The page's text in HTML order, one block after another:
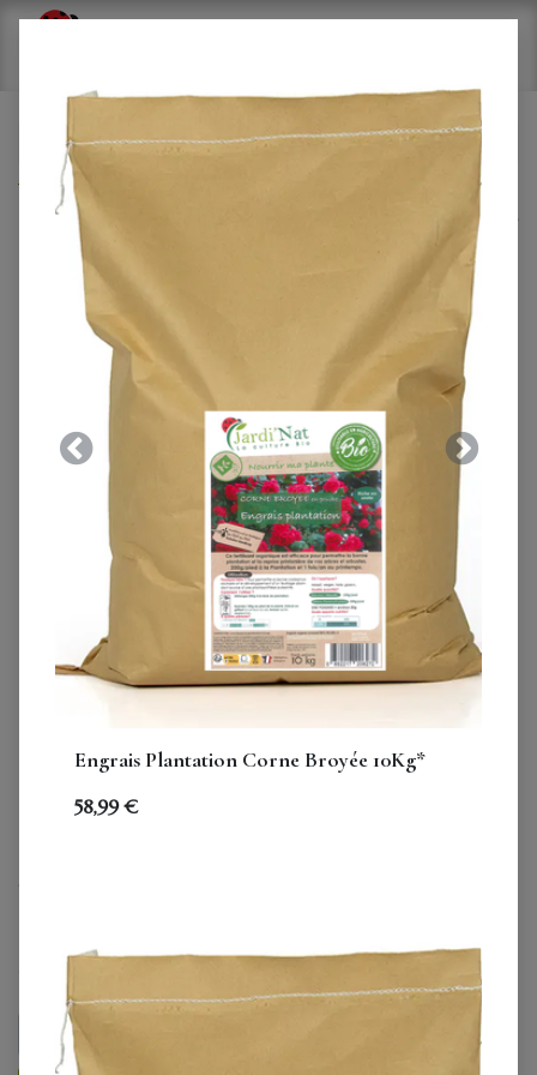
Tous les produits
Big-Bag : Amendement calcaire riche en lithothamne
(600kg*)
Big-Bag : Amendement
407,00€ TVA comprise
Engrais Plantation Corne Broyée 10Kg*
58,99€
Précedent Suivant